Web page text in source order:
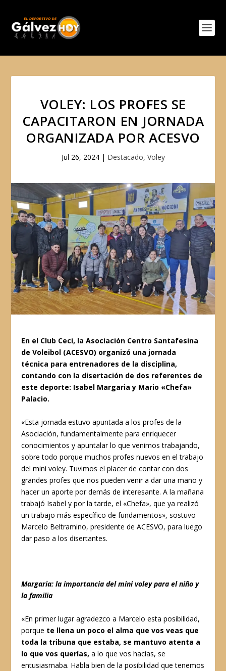
VOLEY: LOS PROFES SE
CAPACITARON EN JORNADA
ORGANIZADA POR ACESVO
Jul 26, 2024| Destacado, Voley
En el Club Ceci, la Asociación Centro Santafesina
de Voleibol (ACESVO) organizó una jornada
técnica para entrenadores de la disciplina,
contando con la disertación de dos referentes de
este deporte: Isabel Margaria y Mario «Chefa»
Palacio.
«Esta jornada estuvo apuntada a los profes de la
Asociación, fundamentalmente para enriquecer
conocimientos y apuntalar lo que venimos trabajando,
sobre todo porque muchos profes nuevos en el trabajo
del mini voley. Tuvimos el placer de contar con dos
grandes profes que nos pueden venir a dar una mano y
hacer un aporte por demás de interesante. A la mañana
trabajó Isabel y por la tarde, el «Chefa», que ya realizó
un trabajo más específico de fundamentos», sostuvo
Marcelo Beltramino, presidente de ACESVO, para luego
dar paso a los disertantes.
Margaria: la importancia del mini voley para el niño y
la familia
«En primer lugar agradezco a Marcelo esta posibilidad,
porque te llena un poco el alma que vos veas que
toda la tribuna que estaba, se mantuvo atenta a
lo que vos querías, a lo que vos hacías, se
entusiasmaba. Habla bien de la posibilidad que tenemos